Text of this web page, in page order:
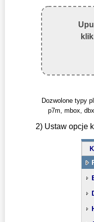
Dozwolone typy
p7m, mbox,
2) Ustaw opcje